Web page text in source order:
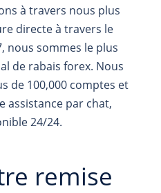
à travers nous plus
directe à travers le
nous sommes le plus
de rabais forex. Nous
de 100,000 comptes et
assistance par chat,
24/24.
remise